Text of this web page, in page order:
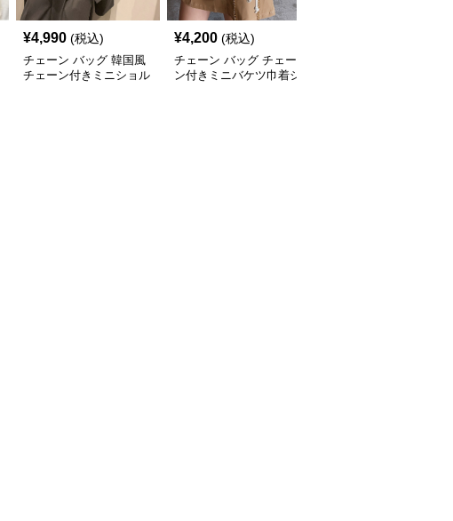
¥4,990 (税込)
チェーン バッグ 韓国風
チェーン付きミニショル
¥4,200 (税込)
チェーン バッグ チェー
ン付きミニバケツ巾着シ